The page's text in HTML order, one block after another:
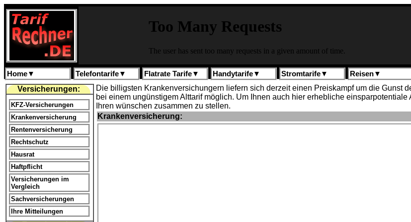
Home▼ Telefontarife▼ Flatrate Tarife▼ Handytarife▼ Stromtarife▼ Reisen▼
Versicherungen:
KFZ-Versicherungen
Krankenversicherung
Rentenversicherung
Rechtschutz
Hausrat
Haftpflicht
Versicherungen im
Vergleich
Sachversicherungen
Ihre Mitteilungen
Die billigsten Krankenversichungern liefern sich derzeit einen Preiskampf um die Gunst
bei einem ungünstigem Alttarif möglich. Um Ihnen auch hier erhebliche
Ihren wünschen zusammen zu stellen.
Krankenversicherung: